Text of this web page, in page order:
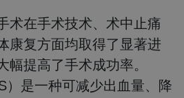
术在手术技术、术中止痛
康复方面均取得了显著进
幅提高了手术成功率。
）是一种可减少出血量、降